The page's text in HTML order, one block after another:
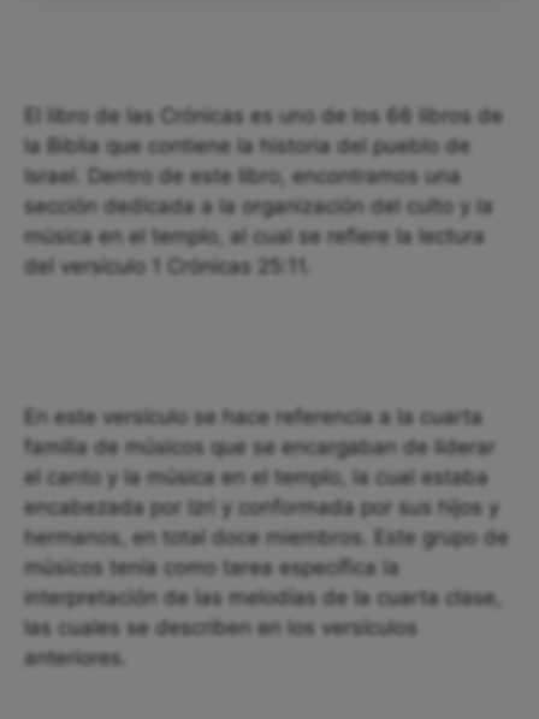
El libro de las Crónicas es uno de los 66 libros de
la Biblia que contiene la historia del pueblo de
Israel. Dentro de este libro, encontramos una
sección dedicada a la organización del culto y la
música en el templo, al cual se refiere la lectura
del versículo 1 Crónicas 25:11.
En este versículo se hace referencia a la cuarta
familia de músicos que se encargaban de liderar
el canto y la música en el templo, la cual estaba
encabezada por Izri y conformada por sus hijos y
hermanos, en total doce miembros. Este grupo de
músicos tenía como tarea específica la
interpretación de las melodías de la cuarta clase,
las cuales se describen en los versículos
anteriores.